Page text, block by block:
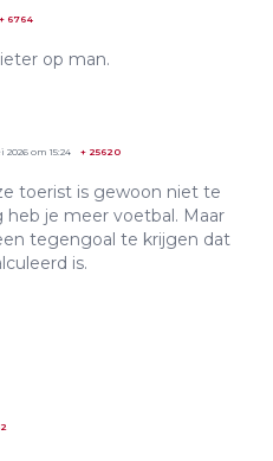
+ 6764
op man.
2026 om 15:24 + 25620
toerist is gewoon niet te
je meer voetbal. Maar
tegengoal te krijgen dat
is.